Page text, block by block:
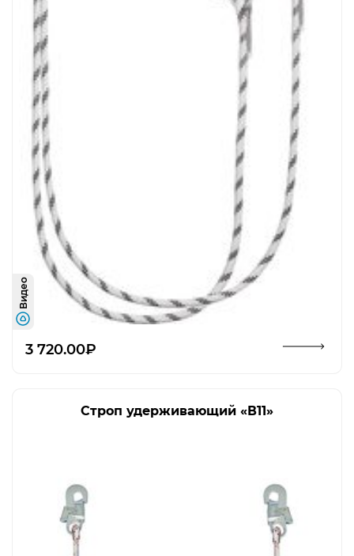
Видео
3 720.00₽
Строп удерживающий «В11»